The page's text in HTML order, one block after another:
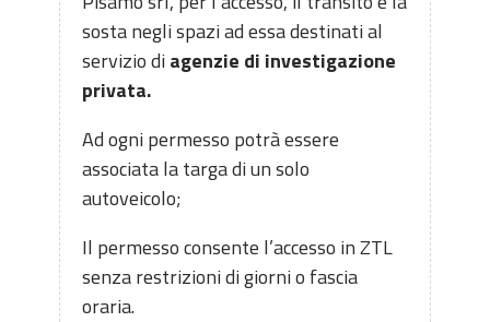
sosta negli spazi ad essa destinati al
servizio diagenzie di investigazione
privata.
Ad ogni permesso potrà essere
associata la targa di un solo
autoveicolo;
Il permesso consente l’accesso in ZTL
senza restrizioni di giorni o fascia
oraria.